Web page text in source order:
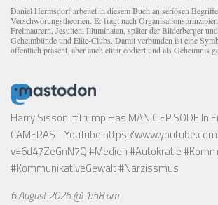
Daniel Hermsdorf arbeitet in diesem Buch an seriösen
Verschwörungstheorien. Er fragt nach
Freimaurern, Jesuiten, Illuminaten, später der Bilderberger
Geheimbünde und Elite-Clubs. Damit verbunden ist eine
öffentlich präsent, aber auch elitär codiert und als Geheimnis
Harry Sisson: #Trump Has MANIC EPISODE In
CAMERAS - YouTube https://
v=6d47ZeGnN7Q#Medien #Autokratie
#KommunikativeGewalt #Narzissmus
6 August 2026 @ 1:58 am